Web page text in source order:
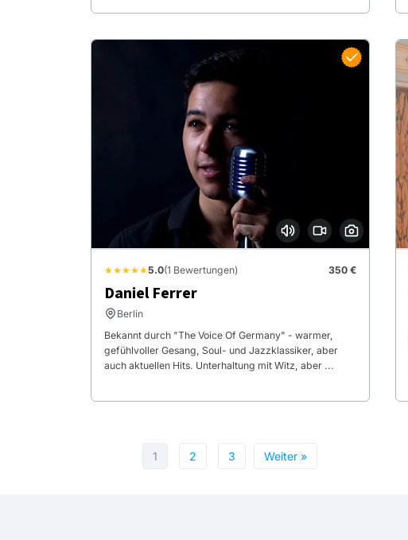
★★★★★5.0(1 Bewertungen) 350 €
Daniel Ferrer
Berlin
Bekannt durch "The Voice Of Germany" - warmer,
gefühlvoller Gesang, Soul- und Jazzklassiker, aber
auch aktuellen Hits. Unterhaltung mit Witz, aber ...
1 2 3 Weiter »